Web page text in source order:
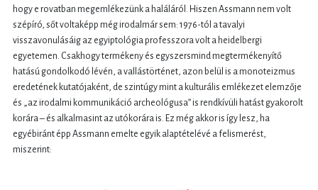
hogy e rovatban megemlékezünk a haláláról. Hiszen Assmann nem volt
szépíró, sőt voltaképp még irodalmár sem: 1976-tól a tavalyi
visszavonulásáig az egyiptológia professzora volt a heidelbergi
egyetemen. Csakhogy termékeny és egyszersmind megtermékenyítő
hatású gondolkodó lévén, a vallástörténet, azon belül is a monoteizmus
eredetének kutatójaként, de szintúgy mint a kulturális emlékezet elemzője
és „az irodalmi kommunikáció archeológusa” is rendkívüli hatást gyakorolt
korára – és alkalmasint az utókorára is. Ez még akkor is így lesz, ha
egyébiránt épp Assmann emelte egyik alaptételévé a felismerést,
miszerint: